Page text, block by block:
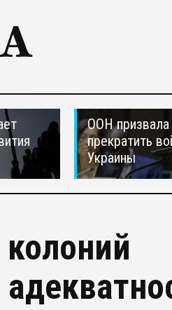
ООН призвала
прекратить
Украины